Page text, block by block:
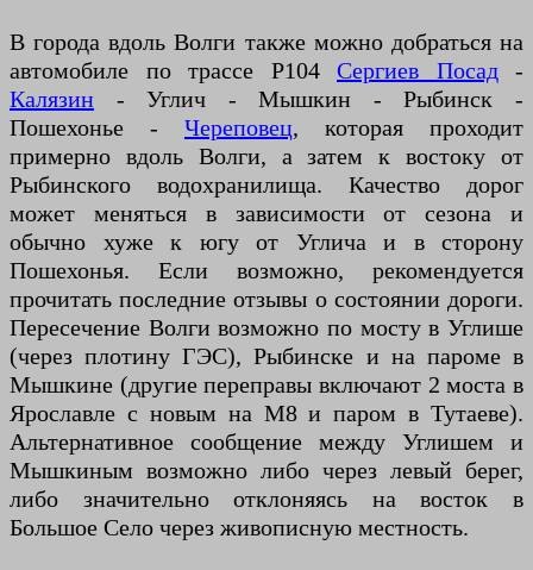
В города вдоль Волги также можно добраться на
автомобиле по трассе Р104 Сергиев Посад-
Калязин - Углич - Мышкин - Рыбинск -
Пошехонье - Череповец, которая проходит
примерно вдоль Волги, а затем к востоку от
Рыбинского водохранилища. Качество дорог
может меняться в зависимости от сезона и
обычно хуже к югу от Углича и в сторону
Пошехонья. Если возможно, рекомендуется
прочитать последние отзывы о состоянии дороги.
Пересечение Волги возможно по мосту в Углише
(через плотину ГЭС), Рыбинске и на пароме в
Мышкине (другие переправы включают 2 моста в
Ярославле с новым на М8 и паром в Тутаеве).
Альтернативное сообщение между Углишем и
Мышкиным возможно либо через левый берег,
либо значительно отклоняясь на восток в
Большое Село через живописную местность.